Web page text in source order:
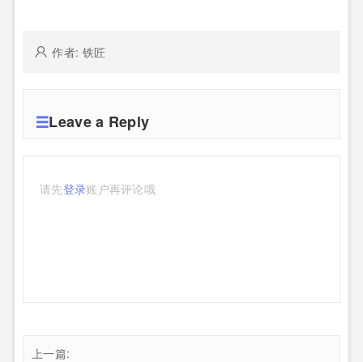
作者: 铁匠
Leave a Reply
请先登录账户再评论哦
上一篇: